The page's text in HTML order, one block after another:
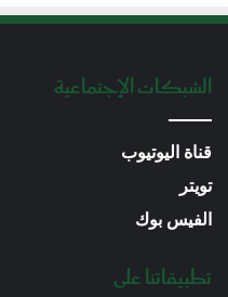
الشبكات الإجتماعية
قناة اليوتيوب
تويتر
الفيس بوك
تطبيقاتنا على